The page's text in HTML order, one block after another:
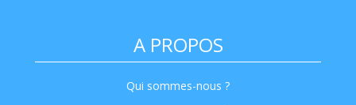
A PROPOS
Qui sommes-nous ?